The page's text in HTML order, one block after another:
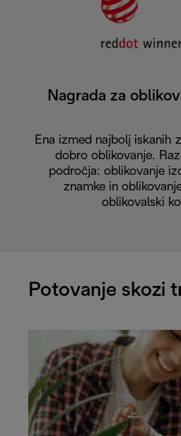
Nagrada za
Ena izmed najbolj iskanih
dobro oblikovanje.
področja: oblikovanje
znamke in
oblikovalski
Potovanje skozi